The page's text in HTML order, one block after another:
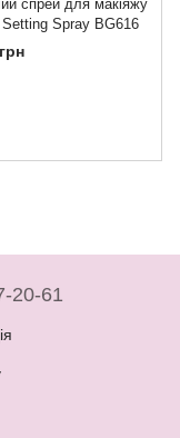
спрей для макіяжу
Setting Spray BG616
20-61